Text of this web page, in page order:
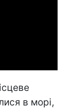
в морі,